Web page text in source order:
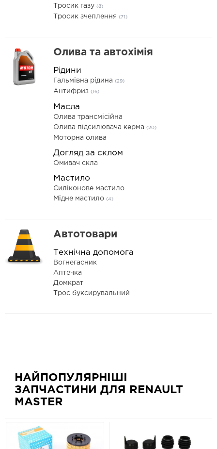
Тросик газу (8)
Тросик зчеплення (71)
Олива та автохімія
Рідини
Гальмівна рідина (29)
Антифриз (16)
Масла
Олива трансмісійна
Олива підсилювача керма (20)
Моторна олива
Догляд за склом
Омивач скла
Мастило
Силіконове мастило
Мідне мастило (4)
Автотовари
Технічна допомога
Вогнегасник
Аптечка
Домкрат
Трос буксирувальний
НАЙПОПУЛЯРНІШІ
ЗАПЧАСТИНИ ДЛЯ RENAULT
MASTER